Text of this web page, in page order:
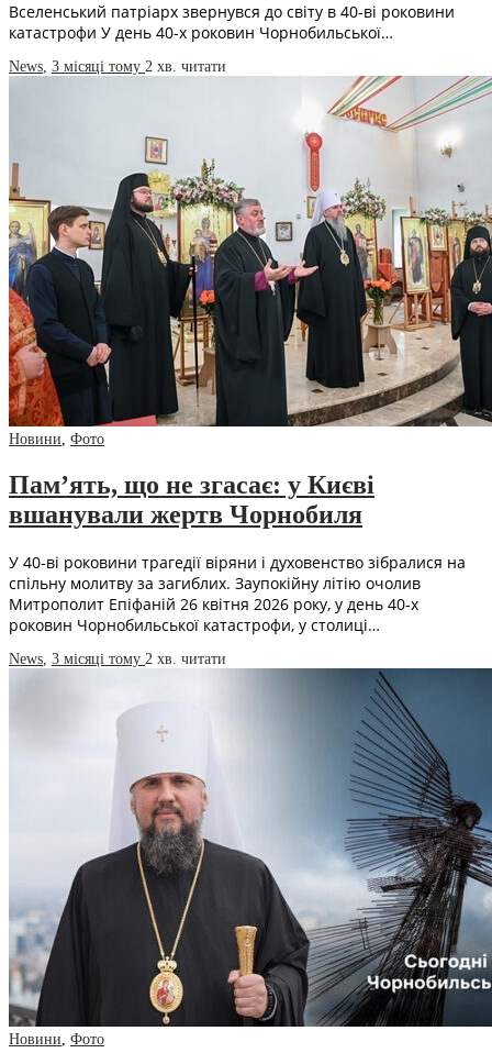
Вселенський патріарх звернувся до світу в 40-ві роковини
катастрофи У день 40-х роковин Чорнобильської…
News, 3 місяці тому 2 хв. читати
Новини, Фото
Пам’ять, що не згасає: у Києві
вшанували жертв Чорнобиля
У 40-ві роковини трагедії віряни і духовенство зібралися на
спільну молитву за загиблих. Заупокійну літію очолив
Митрополит Епіфаній 26 квітня 2026 року, у день 40-х
роковин Чорнобильської катастрофи, у столиці…
News 3 місяці тому 2 хв. читати
Новини Фото